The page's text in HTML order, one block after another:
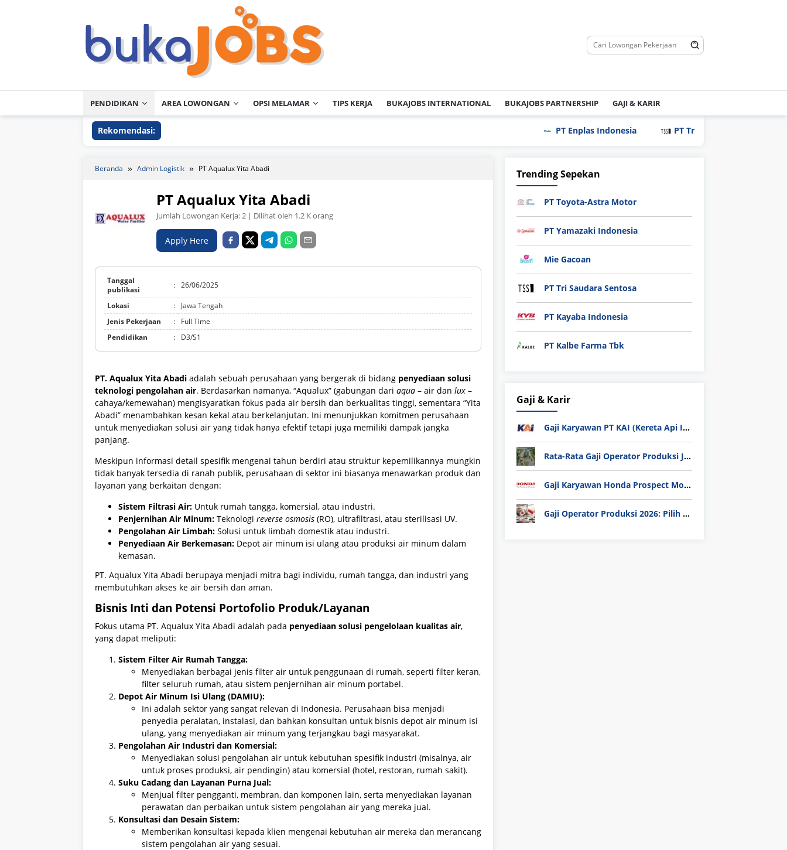
PENDIDIKAN AREA LOWONGAN OPSI MELAMAR TIPS KERJA BUKAJOBS INTERNATIONAL BUKAJOBS PARTNERSHIP GAJI & KARIR
Rekomendasi: PT Enplas Indonesia PT Tri Saudara Sentosa
Beranda Admin Logistik PT Aqualux Yita Abadi
PT Aqualux Yita Abadi
Jumlah Lowongan Kerja:2 | Dilihat oleh 1.2 K orang
Apply Here
Tanggal
publikasi
: 26/06/2025
Lokasi :
Jawa Tengah
Jenis Pekerjaan
:
Full Time
Pendidikan
: D3/S1
PT. Aqualux Yita Abadi adalah sebuah perusahaan yang bergerak di bidang penyediaan solusi
teknologi pengolahan air. Berdasarkan namanya, “Aqualux” (gabungan dari aqua – air dan lux –
cahaya/kemewahan) mengisyaratkan fokus pada air bersih dan berkualitas tinggi, sementara “Yita
Abadi” menambahkan kesan kekal atau berkelanjutan. Ini menunjukkan komitmen perusahaan
untuk menyediakan solusi air yang tidak hanya efektif tetapi juga memiliki dampak jangka
panjang.
Meskipun informasi detail spesifik mengenai tahun berdiri atau struktur kepemilikannya mungkin
tidak banyak tersedia di ranah publik, perusahaan di sektor ini biasanya menawarkan produk dan
layanan yang berkaitan dengan:
Sistem Filtrasi Air: Untuk rumah tangga, komersial, atau industri.
Penjernihan Air Minum: Teknologi reverse osmosis (RO), ultrafiltrasi, atau sterilisasi UV.
Pengolahan Air Limbah: Solusi untuk limbah domestik atau industri.
Penyediaan Air Berkemasan: Depot air minum isi ulang atau produksi air minum dalam
kemasan.
PT. Aqualux Yita Abadi berupaya menjadi mitra bagi individu, rumah tangga, dan industri yang
membutuhkan akses ke air bersih dan aman.
Bisnis Inti dan Potensi Portofolio Produk/Layanan
Fokus utama PT. Aqualux Yita Abadi adalah pada penyediaan solusi pengelolaan kualitas air,
yang dapat meliputi:
Sistem Filter Air Rumah Tangga:
Menyediakan berbagai jenis filter air untuk penggunaan di rumah, seperti filter keran,
filter seluruh rumah, atau sistem penjernihan air minum portabel.
Depot Air Minum Isi Ulang (DAMIU):
Ini adalah sektor yang sangat relevan di Indonesia. Perusahaan bisa menjadi
penyedia peralatan, instalasi, dan bahkan konsultan untuk bisnis depot air minum isi
ulang, yang menyediakan air minum yang terjangkau bagi masyarakat.
Pengolahan Air Industri dan Komersial:
Menyediakan solusi pengolahan air untuk kebutuhan spesifik industri (misalnya, air
untuk proses produksi, air pendingin) atau komersial (hotel, restoran, rumah sakit).
Suku Cadang dan Layanan Purna Jual:
Menjual filter pengganti, membran, dan komponen lain, serta menyediakan layanan
perawatan dan perbaikan untuk sistem pengolahan air yang mereka jual.
Konsultasi dan Desain Sistem:
Memberikan konsultasi kepada klien mengenai kebutuhan air mereka dan merancang
sistem pengolahan air yang sesuai.
Trending Sepekan
PT Toyota-Astra Motor
PT Yamazaki Indonesia
Mie Gacoan
PT Tri Saudara Sentosa
PT Kayaba Indonesia
PT Kalbe Farma Tbk
Gaji & Karir
Gaji Karyawan PT KAI (Kereta Api Indonesia) Update 2025
Rata-Rata Gaji Operator Produksi Jabodetabek 2025: Bedah Tuntas UMK, Lemburan, dan Realita Hidup Buruh
Gaji Karyawan Honda Prospect Motor Semua Divisi
Gaji Operator Produksi 2026: Pilih PT Astra Honda Motor (AHM) atau Manufaktur di Jepang?